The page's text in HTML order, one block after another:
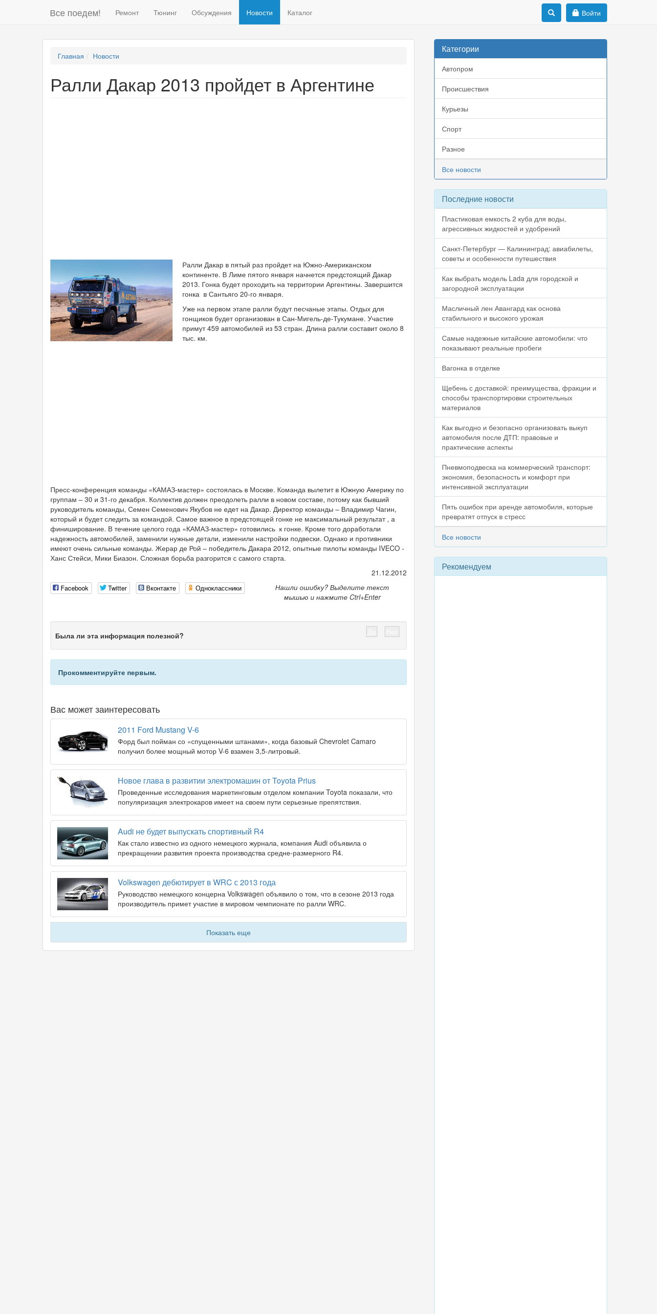
Все поедем! Ремонт Тюнинг Обсуждения Новости Каталог Войти
Главная Новости
Ралли Дакар 2013 пройдет в Аргентине
Ралли Дакар в пятый раз пройдет на Южно-Американском
континенте. В Лиме пятого января начнется предстоящий Дакар
2013. Гонка будет проходить на территории Аргентины. Завершится
гонка в Сантьяго 20-го января.
Уже на первом этапе ралли будут песчаные этапы. Отдых для
гонщиков будет организован в Сан-Мигель-де-Тукумане. Участие
примут 459 автомобилей из 53 стран. Длина ралли составит около 8
тыс. км.
Пресс-конференция команды «КАМАЗ-мастер» состоялась в Москве. Команда вылетит в Южную Америку по
группам – 30 и 31-го декабря. Коллектив должен преодолеть ралли в новом составе, потому как бывший
руководитель команды, Семен Семенович Якубов не едет на Дакар. Директор команды – Владимир Чагин,
который и будет следить за командой. Самое важное в предстоящей гонке не максимальный результат , а
финиширование. В течение целого года «КАМАЗ-мастер» готовились к гонке. Кроме того доработали
надежность автомобилей, заменили нужные детали, изменили настройки подвески. Однако и противники
имеют очень сильные команды. Жерар де Рой – победитель Дакара 2012, опытные пилоты команды IVECO -
Ханс Стейси, Мики Биазон. Сложная борьба разгорится с самого старта.
21.12.2012
Facebook Twitter Вконтакте Одноклассники
Нашли ошибку? Выделите текст
мышью и нажмите Ctrl+Enter
Была ли эта информация полезной?
Прокомментируйте первым.
Вас может заинтересовать
2011 Ford Mustang V-6
Форд был пойман со «спущенными штанами», когда базовый Chevrolet Camaro
получил более мощный мотор V-6 взамен 3,5-литровый.
Новое глава в развитии электромашин от Toyota Prius
Проведенные исследования маркетинговым отделом компании Toyota показали, что
популяризация электрокаров имеет на своем пути серьезные препятствия.
Audi не будет выпускать спортивный R4
Как стало известно из одного немецкого журнала, компания Audi объявила о
прекращении развития проекта производства средне-размерного R4.
Volkswagen дебютирует в WRC с 2013 года
Руководство немецкого концерна Volkswagen объявило о том, что в сезоне 2013 года
производитель примет участие в мировом чемпионате по ралли WRC.
Показать еще
Категории
Автопром
Происшествия
Курьезы
Спорт
Разное
Все новости
Последние новости
Пластиковая емкость 2 куба для воды,
агрессивных жидкостей и удобрений
Санкт-Петербург — Калининград: авиабилеты,
советы и особенности путешествия
Как выбрать модель Lada для городской и
загородной эксплуатации
Масличный лен Авангард как основа
стабильного и высокого урожая
Самые надежные китайские автомобили: что
показывают реальные пробеги
Вагонка в отделке
Щебень с доставкой: преимущества, фракции и
способы транспортировки строительных
материалов
Как выгодно и безопасно организовать выкуп
автомобиля после ДТП: правовые и
практические аспекты
Пневмоподвеска на коммерческий транспорт:
экономия, безопасность и комфорт при
интенсивной эксплуатации
Пять ошибок при аренде автомобиля, которые
превратят отпуск в стресс
Все новости
Рекомендуем